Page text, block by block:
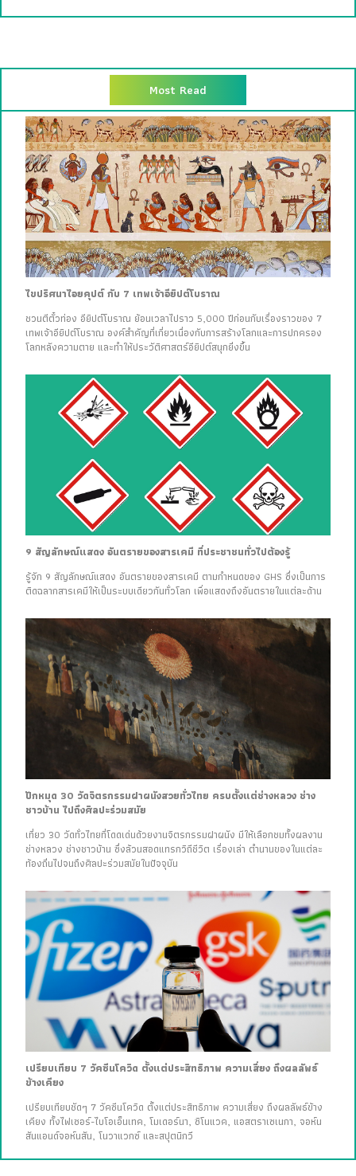
Most Read
ไขปริศนาไอยคุปต์ กับ 7 เทพเจ้าอียิปต์โบราณ
ชวนตีตั๋วท่อง อียิปต์โบราณ ย้อนเวลาไปราว 5,000 ปีก่อนกับเรื่องราวของ 7
เทพเจ้าอียิปต์โบราณ องค์สำคัญที่เกี่ยวเนื่องกับการสร้างโลกและการปกครอง
โลกหลังความตาย และทำให้ประวัติศาสตร์อียิปต์สนุกยิ่งขึ้น
9 สัญลักษณ์แสดง อันตรายของสารเคมี ที่ประชาชนทั่วไปต้องรู้
รู้จัก 9 สัญลักษณ์แสดง อันตรายของสารเคมี ตามกำหนดของ GHS ซึ่งเป็นการ
ติดฉลากสารเคมีให้เป็นระบบเดียวกันทั่วโลก เพื่อแสดงถึงอันตรายในแต่ละด้าน
ปักหมุด 30 วัดจิตรกรรมฝาผนังสวยทั่วไทย ครบตั้งแต่ช่างหลวง ช่าง
ชาวบ้าน ไปถึงศิลปะร่วมสมัย
เที่ยว 30 วัดทั่วไทยที่โดดเด่นด้วยงานจิตรกรรมฝาผนัง มีให้เลือกชมทั้งผลงาน
ช่างหลวง ช่างชาวบ้าน ซึ่งล้วนสอดแทรกวิถีชีวิต เรื่องเล่า ตำนานของในแต่ละ
ท้องถิ่นไปจนถึงศิลปะร่วมสมัยในปัจจุบัน
เปรียบเทียบ 7 วัคซีนโควิด ตั้งแต่ประสิทธิภาพ ความเสี่ยง ถึงผลลัพธ์
ข้างเคียง
เปรียบเทียบชัดๆ 7 วัคซีนโควิด ตั้งแต่ประสิทธิภาพ ความเสี่ยง ถึงผลลัพธ์ข้าง
เคียง ทั้งไฟเซอร์-ไบโอเอ็นเทค, โมเดอร์นา, ซิโนแวค, แอสตราเซเนกา, จอห์น
สันแอนด์จอห์นสัน, โนวาแวกซ์ และสปุตนิกวี